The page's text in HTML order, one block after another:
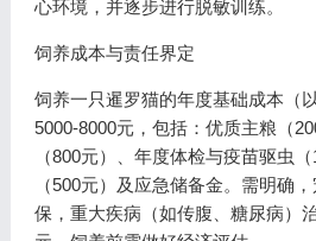
心环境，并逐步进行脱敏训练。
饲养成本与责任界定
饲养一只暹罗猫的年度基础成本（
5000-8000元，包括：优质主粮（
（800元）、年度体检与疫苗驱虫
（500元）及应急储备金。需明确
保，重大疾病（如传腹、糖尿病）